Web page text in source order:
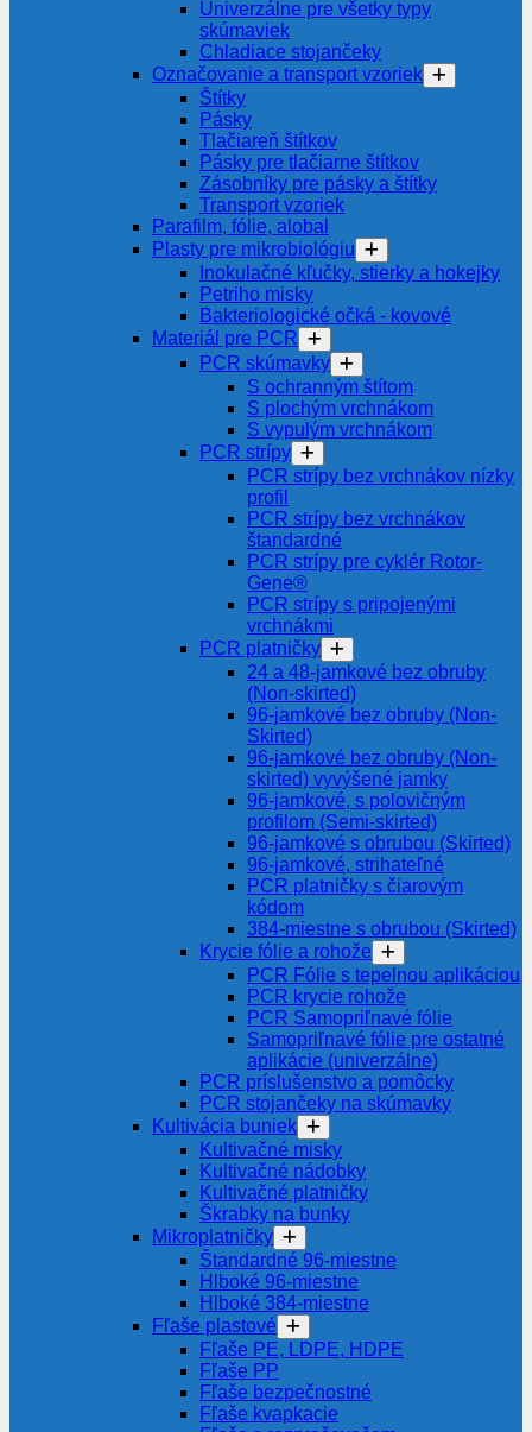
Univerzálne pre všetky typy
skúmaviek
Chladiace stojančeky
Označovanie a transport vzoriek
Štítky
Pásky
Tlačiareň štítkov
Pásky pre tlačiarne štítkov
Zásobníky pre pásky a štítky
Transport vzoriek
Parafilm, fólie, alobal
Plasty pre mikrobiológiu
Inokulačné kľučky, stierky a hokejky
Petriho misky
Bakteriologické očká - kovové
Materiál pre PCR
PCR skúmavky
S ochranným štítom
S plochým vrchnákom
S vypulým vrchnákom
PCR strípy
PCR strípy bez vrchnákov nízky
profil
PCR strípy bez vrchnákov
štandardné
PCR strípy pre cyklér Rotor-
Gene®
PCR strípy s pripojenými
vrchnákmi
PCR platničky
24 a 48-jamkové bez obruby
(Non-skirted)
96-jamkové bez obruby (Non-
Skirted)
96-jamkové bez obruby (Non-
skirted) vyvýšené jamky
96-jamkové, s polovičným
profilom (Semi-skirted)
96-jamkové s obrubou (Skirted)
96-jamkové, strihateľné
PCR platničky s čiarovým
kódom
384-miestne s obrubou (Skirted)
Krycie fólie a rohože
PCR Fólie s tepelnou aplikáciou
PCR krycie rohože
PCR Samopriľnavé fólie
Samopriľnavé fólie pre ostatné
aplikácie (univerzálne)
PCR príslušenstvo a pomôcky
PCR stojančeky na skúmavky
Kultivácia buniek
Kultivačné misky
Kultivačné nádobky
Kultivačné platničky
Škrabky na bunky
Mikroplatničky
Štandardné 96-miestne
Hlboké 96-miestne
Hlboké 384-miestne
Fľaše plastové
Fľaše PE, LDPE, HDPE
Fľaše PP
Fľaše bezpečnostné
Fľaše kvapkacie